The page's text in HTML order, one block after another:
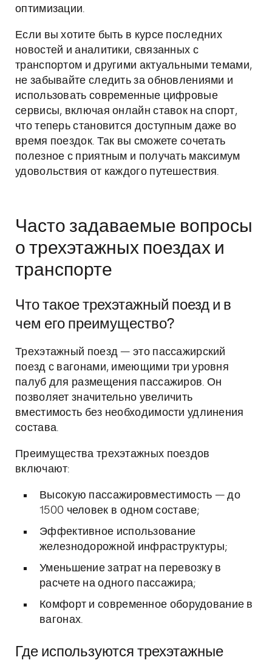
оптимизации.
Если вы хотите быть в курсе последних
новостей и аналитики, связанных с
транспортом и другими актуальными темами,
не забывайте следить за обновлениями и
использовать современные цифровые
сервисы, включая онлайн ставок на спорт,
что теперь становится доступным даже во
время поездок. Так вы сможете сочетать
полезное с приятным и получать максимум
удовольствия от каждого путешествия.
Часто задаваемые вопросы
о трехэтажных поездах и
транспорте
Что такое трехэтажный поезд и в
чем его преимущество?
Трехэтажный поезд — это пассажирский
поезд с вагонами, имеющими три уровня
палуб для размещения пассажиров. Он
позволяет значительно увеличить
вместимость без необходимости удлинения
состава.
Преимущества трехэтажных поездов
включают:
Высокую пассажировместимость — до
1500 человек в одном составе;
Эффективное использование
железнодорожной инфраструктуры;
Уменьшение затрат на перевозку в
расчете на одного пассажира;
Комфорт и современное оборудование в
вагонах.
Где используются трехэтажные